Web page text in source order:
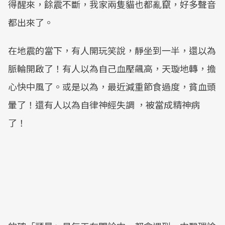
得醒來，餘震不斷，我家兩隻貓也都亂竄，好多聲音
都出來了。
在地震的當下，有人開玩笑說，靜坐到一半，還以為
脈輪開啟了！有人以為自己血壓飆高，天璇地轉，擔
心快中風了。或是以為，最近減重節食過度，貧血頭
暈了！還有人以為自律神經失調 ，被當成精神病
了！